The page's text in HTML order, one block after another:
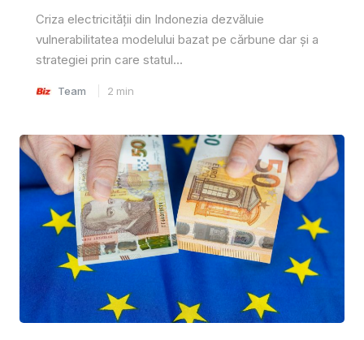
Criza electricității din Indonezia dezvăluie
vulnerabilitatea modelului bazat pe cărbune dar și a
strategiei prin care statul...
Team 2 min